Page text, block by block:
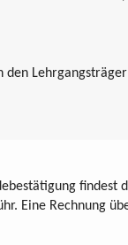
den
findest
Eine Rechnung